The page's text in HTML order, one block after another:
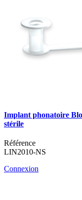
Implant phonatoire
stérile
Référence
LIN2010-NS
Connexion